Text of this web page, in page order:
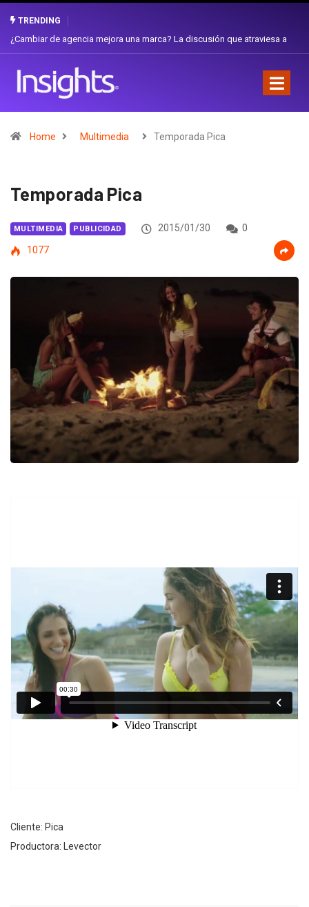
TRENDING
Gabriela Herrera y el arte de cambiarse el sombrero en Corporación
Home Multimedia Temporada Pica
Temporada Pica
MULTIMEDIA PUBLICIDAD 2015/01/30
0
1077
Cliente: Pica
Productora: Levector